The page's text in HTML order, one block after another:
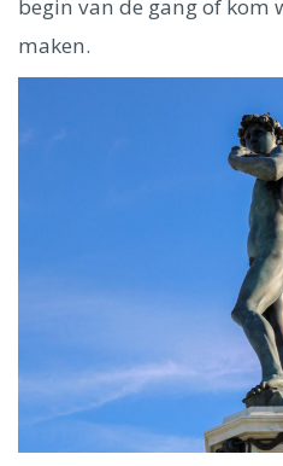
begin van de gang of kom
maken.